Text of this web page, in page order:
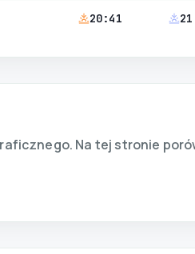
20:41
Na tej stronie